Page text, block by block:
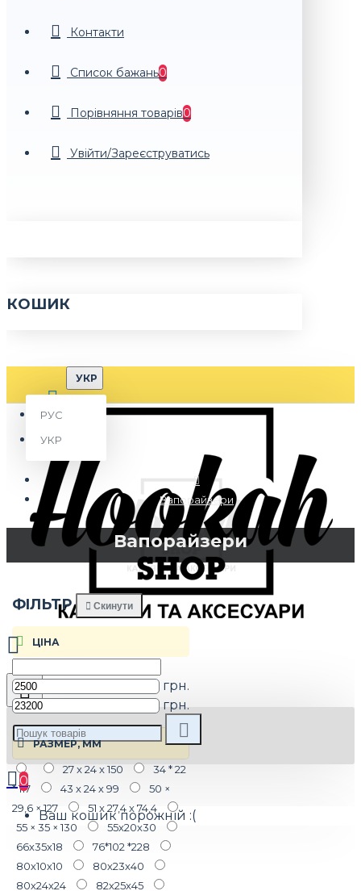
Контакти
Список бажань0
Порiвняння товарiв0
Увійти/Зареєструватись
КОШИК
УКР
РУС
УКР
0
Ваш кошик порожній :(
Вапорайзери
Вапорайзери
ФIЛЬТР Скинути
ЦIНА
грн.
грн.
РАЗМЕР, ММ
27 x 24 x 150
34 * 22
* 117
43 х 24 х 99
50 ×
29,6 × 127
51 x 27,4 x 74,4
55 × 35 × 130
55х20х30
66х35х18
76*102 *228
80х10х10
80х23х40
80х24х24
82х25х45